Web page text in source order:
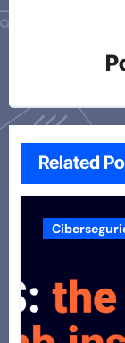
Related